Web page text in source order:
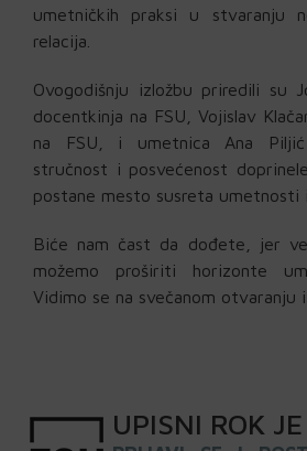
umetničkih praksi u stvaranju
relacija.
Ovogodišnju izložbu priredili su
docentkinja na FSU, Vojislav
na FSU, i umetnica Ana
stručnost i posvećenost
postane mesto susreta umetnosti i
Biće nam čast da dođete, jer
možemo proširiti horizonte
Vidimo se na svečanom otvaranju
UPISNI ROK